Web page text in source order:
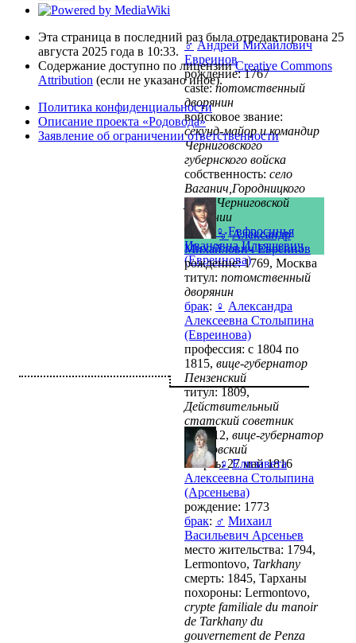
♂ Андрей Михайлович
Евреинов
рождение: 1767
caste:потомственный
дворянин
войсковое звание:
секунд-майор и командир
Черниговского
губернского войска
собственность: село
Ваганич,Городницкого
уезда,Черниговской
губернии
брак: ♀ Евфросинья
Ивановна Ильяшевич
(Евреинова)
♂ Александр
Михайлович Евреинов
рождение: 1769, Москва
титул: потомственный
дворянин
брак: ♀ Александра
Алексеевна Столыпина
(Евреинова)
профессия: с 1804 по
1815, вице-губернатор
Пензенский
титул: 1809,
Действительный
статский советник
...: 1812, вице-губернатор
Московский
смерть: 27 май 1816
♀ Елизавета
Алексеевна Столыпина
(Арсеньева)
рождение: 1773
брак: ♂ Михаил
Васильевич Арсеньев
место жительства: 1794,
Lermontovo, Tarkhany
смерть: 1845, Тарханы
похороны: Lermontovo,
crypte familiale du manoir
de Tarkhany du
gouvernement de Penza
Эта страница в последний раз была отредактирована 25
августа 2025 года в 10:33.
Содержание доступно по лицензииCreative Commons
Attribution (если не указано иное).
Политика конфиденциальности
Описание проекта «Родовода»
Заявление об ограничении ответственности